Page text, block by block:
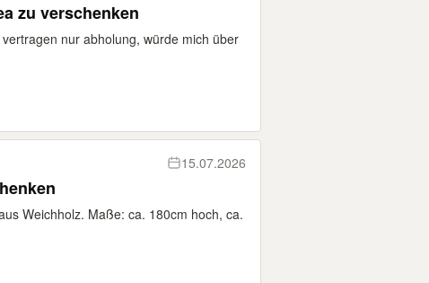
zu verschenken
nur abholung, würde mich über
15.07.2026
Weichholz. Maße: ca. 180cm hoch, ca.